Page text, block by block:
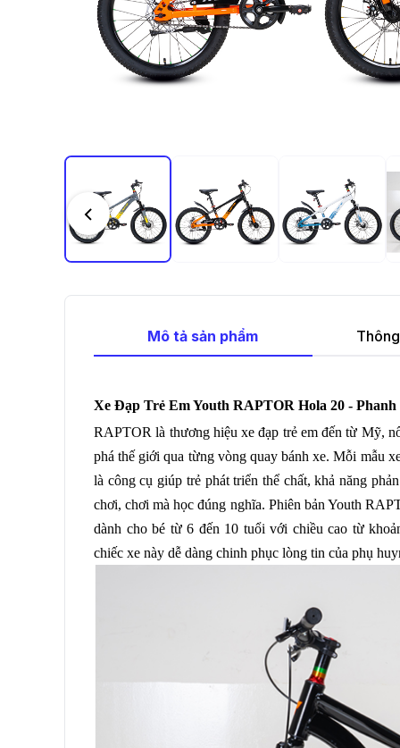
Mô tả sản phẩm
Xe Đạp Trẻ Em Youth RAPTOR Hola 20 -
RAPTOR là thương hiệu xe đạp trẻ em đến từ Mỹ,
phá thế giới qua từng vòng quay bánh xe. Mỗi mẫu
là công cụ giúp trẻ phát triển thể chất, khả năng
chơi, chơi mà học đúng nghĩa. Phiên bản Youth
dành cho bé từ 6 đến 10 tuổi với chiều cao từ
chiếc xe này dễ dàng chinh phục lòng tin của phụ